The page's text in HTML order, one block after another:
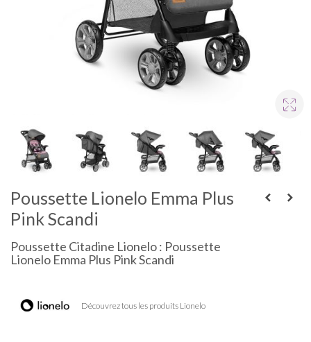
Poussette Lionelo Emma Plus
Pink Scandi
Poussette Citadine Lionelo : Poussette
Lionelo Emma Plus Pink Scandi
Découvrez tous les produits Lionelo